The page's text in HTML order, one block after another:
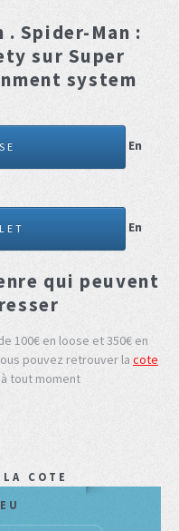
. Spider-Man :
sur Super
system
En
En
qui peuvent
100€ en loose et 350€ en
pouvez retrouver la cote
à tout moment
LA COTE